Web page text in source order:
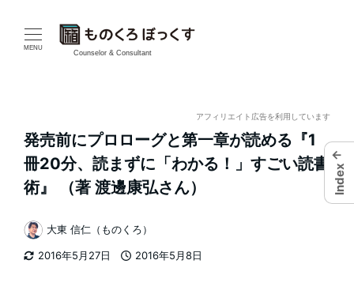
MENU
Counselor & Consultant
アフィリエイト広告を利用しています
発売前にプロローグと第一章が読める『1
冊20分、読まずに「わかる！」すごい読書
術』 （著 渡邊康弘さん）
2016年5月27日
2016年5月8日
著
者
大東 信仁（ものくろ）
←
Index